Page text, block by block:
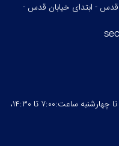
قدس - ابتدای خیابان قدس -
(اداری) روزهای شنبه تا چهارشنبه ساعت:۷:۰۰ تا ۱۴:۳۰،